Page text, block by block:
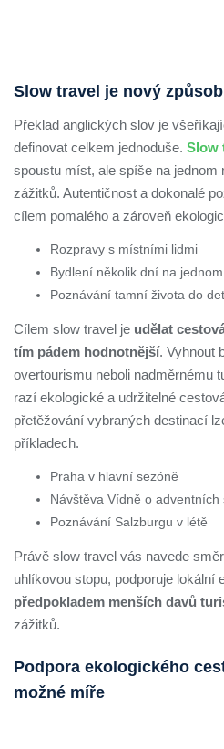
Slow travel je nový
Překlad anglických slov je
definovat celkem jednoduše. Slow
spoustu míst, ale spíše na
zážitků. Autentičnost a dokonalé
cílem pomalého a zároveň
Rozpravy s místními lidmi
Bydlení několik dní na
Poznávání tamní života do
Cílem slow travel je udělat
tím pádem hodnotnější. Vyhnout
overtourismu neboli nadměrnému
razí ekologické a udržitelné
přetěžování vybraných destinací
příkladech.
Praha v hlavní sezóně
Návštěva Vídně o adventních
Poznávání Salzburgu v létě
Právě slow travel vás navede
uhlíkovou stopu, podporuje lokální
předpokladem menších davů
zážitků.
Podpora ekologického
možné míře